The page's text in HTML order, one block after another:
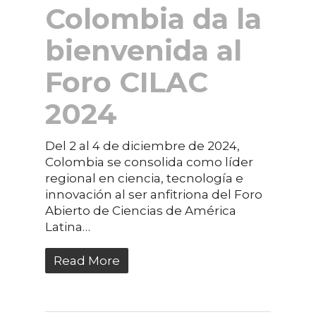
Colombia da la
bienvenida al
Foro CILAC
2024
Del 2 al 4 de diciembre de 2024,
Colombia se consolida como líder
regional en ciencia, tecnología e
innovación al ser anfitriona del Foro
Abierto de Ciencias de América
Latina…
Read More